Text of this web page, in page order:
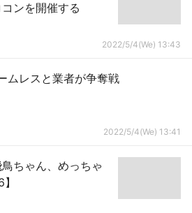
ンを開催する
2022/5/4(We) 13:43
ムレスと業者が争奪戦
2022/5/4(We) 13:41
ちゃん、めっちゃ